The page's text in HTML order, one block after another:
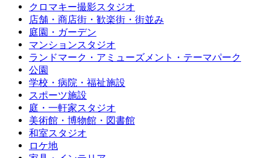
クロマキー撮影スタジオ
店舗・商店街・歓楽街・街並み
庭園・ガーデン
マンションスタジオ
ランドマーク・アミューズメント・テーマパーク
公園
学校・病院・福祉施設
スポーツ施設
庭・一軒家スタジオ
美術館・博物館・図書館
和室スタジオ
ロケ地